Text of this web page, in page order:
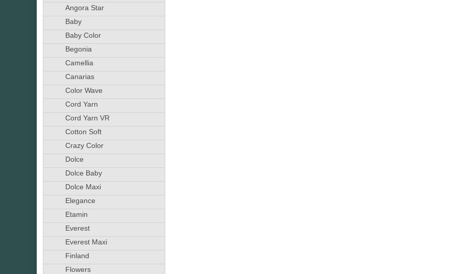
Angora Star
Baby
Baby Color
Begonia
Camellia
Canarias
Color Wave
Cord Yarn
Cord Yarn VR
Cotton Soft
Crazy Color
Dolce
Dolce Baby
Dolce Maxi
Elegance
Etamin
Everest
Everest Maxi
Finland
Flowers